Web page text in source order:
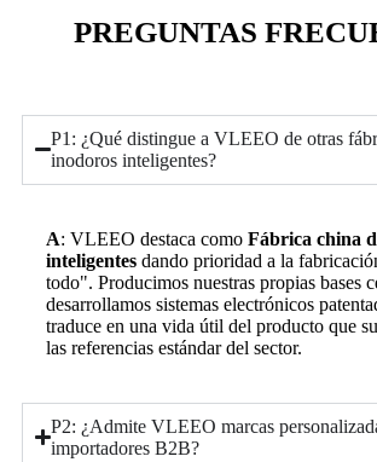
PREGUNTAS
P1: ¿Qué distingue a VLEEO de otras
inodoros inteligentes?
A: VLEEO destaca como Fábrica china
inteligentes dando prioridad a la
todo". Producimos nuestras propias bases
desarrollamos sistemas electrónicos
traduce en una vida útil del producto que
las referencias estándar del sector.
P2: ¿Admite VLEEO marcas
importadores B2B?